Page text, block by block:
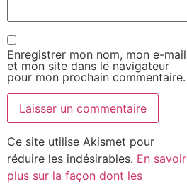
Enregistrer mon nom, mon e-mail
et mon site dans le navigateur
pour mon prochain commentaire.
Ce site utilise Akismet pour
réduire les indésirables. En savoir
plus sur la façon dont les